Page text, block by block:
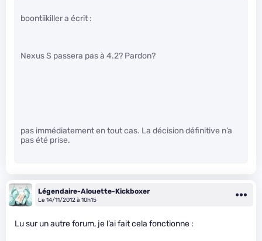
boontiikiller a écrit :
Nexus S passera pas à 4.2? Pardon?
pas immédiatement en tout cas. La décision définitive n’a
pas été prise.
Légendaire-Alouette-Kickboxer
Le 14/11/2012 à 10h15
Lu sur un autre forum, je l’ai fait cela fonctionne :